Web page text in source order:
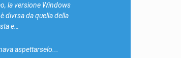
la versione Windows
divrsa da quella della
e…
aspettarselo...